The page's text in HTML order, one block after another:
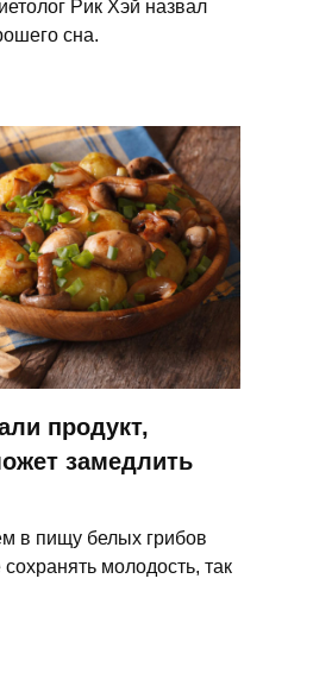
Рик Хэй назвал
сна.
продукт,
замедлить
в пищу белых грибов
молодость, так